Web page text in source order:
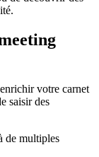
votre carnet
saisir des
de multiples